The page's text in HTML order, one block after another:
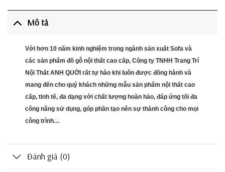
Mô tả
Với hơn 10 năm kinh nghiệm trong ngành sản xuất Sofa và
các sản phẩm đồ gỗ nội thất cao cấp, Công ty TNHH Trang Trí
Nội Thất ANH QUỚI rất tự hào khi luôn được đồng hành và
mang đến cho quý khách những mẫu sản phẩm nội thất cao
cấp, tinh tế, đa dạng với chất lượng hoàn hảo, đáp ứng tối đa
công năng sử dụng, góp phần tạo nên sự thành công cho mọi
công trình…
Đánh giá (0)